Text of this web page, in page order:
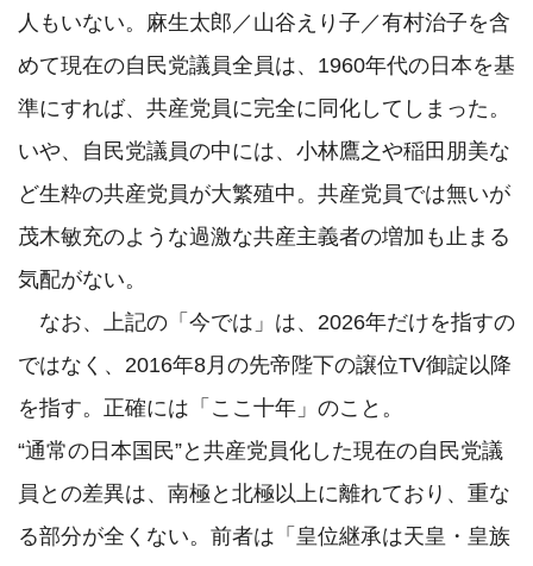
人もいない。麻生太郎／山谷えり子／有村治子を含
めて現在の自民党議員全員は、1960年代の日本を基
準にすれば、共産党員に完全に同化してしまった。
いや、自民党議員の中には、小林鷹之や稲田朋美な
ど生粋の共産党員が大繁殖中。共産党員では無いが
茂木敏充のような過激な共産主義者の増加も止まる
気配がない。
なお、上記の「今では」は、2026年だけを指すの
ではなく、2016年8月の先帝陛下の譲位TV御諚以降
を指す。正確には「ここ十年」のこと。
“通常の日本国民”と共産党員化した現在の自民党議
員との差異は、南極と北極以上に離れており、重な
る部分が全くない。前者は「皇位継承は天皇・皇族